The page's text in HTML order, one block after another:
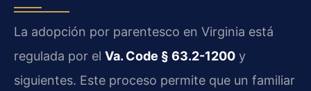
La adopción por parentesco en Virginia está
regulada por el Va. Code § 63.2-1200 y
siguientes. Este proceso permite que un familiar